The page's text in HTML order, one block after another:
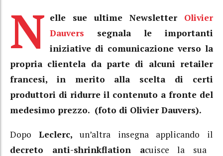
N elle sue ultime Newsletter Olivier
Dauvers segnala le importanti
iniziative di comunicazione verso la
propria clientela da parte di alcuni retailer
francesi, in merito alla scelta di certi
produttori di ridurre il contenuto a fronte del
medesimo prezzo. (foto di Olivier Dauvers).
Dopo Leclerc, un’altra insegna applicando il
decreto anti-shrinkflation acuisce la sua